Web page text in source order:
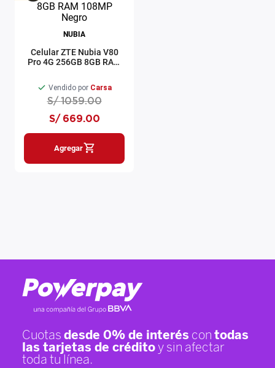
NUBIA
Celular ZTE Nubia V80
Pro 4G 256GB 8GB RAM
Vendido por Carsa
S/ 1059.00
S/ 669.00
Agregar